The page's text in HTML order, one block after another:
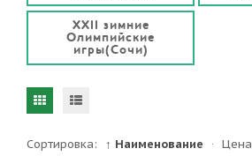
XXII зимние
Олимпийские
игры(Сочи)
Сортировка: ↑ Наименование · Цена